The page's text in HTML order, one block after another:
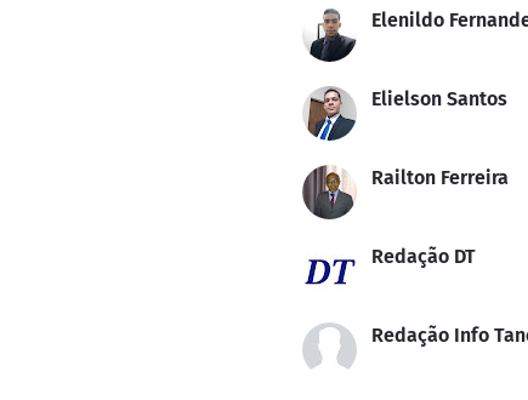
Elenildo
Elielson Santos
Railton Ferreira
Redação DT
Redação Info